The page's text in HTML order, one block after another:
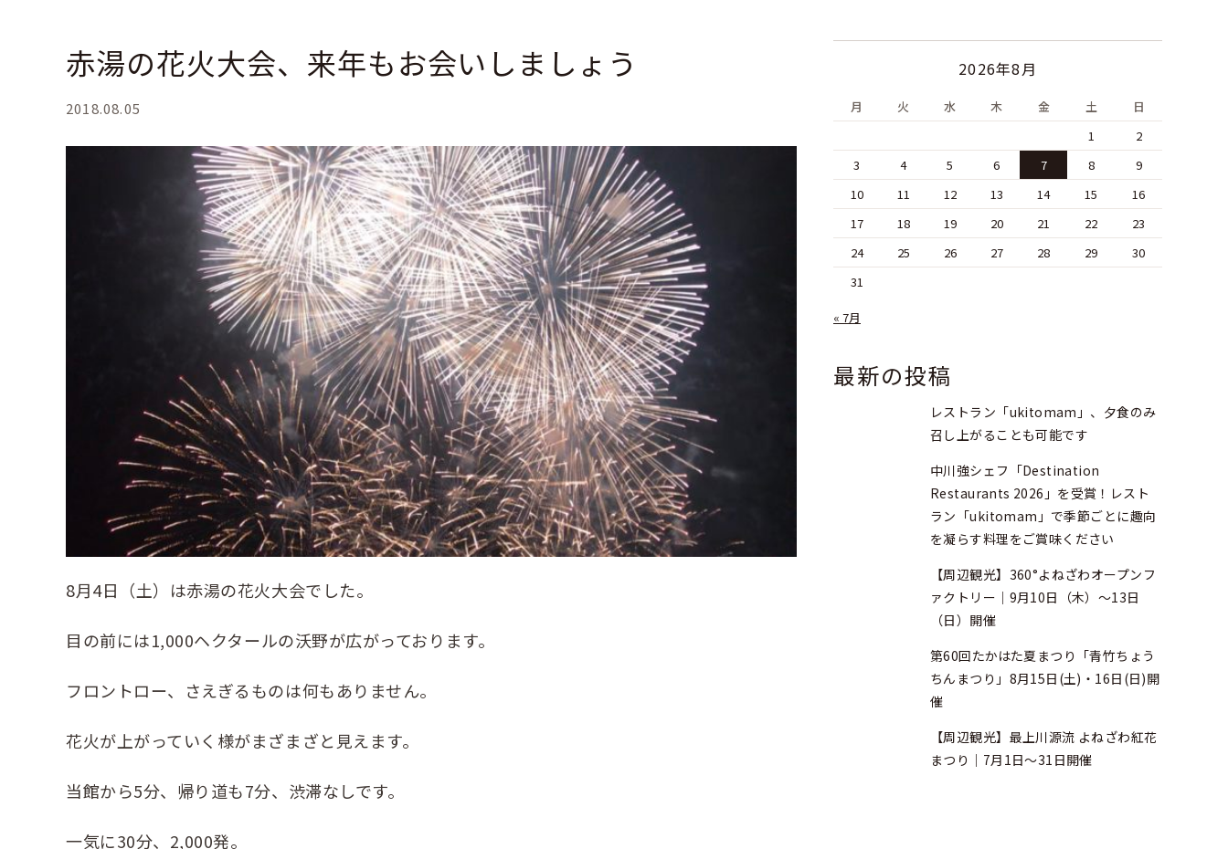
赤湯の花火大会、来年もお会いしましょう
2018.08.05
8月4日（土）は赤湯の花火大会でした。
目の前には1,000ヘクタールの沃野が広がっております。
フロントロー、さえぎるものは何もありません。
花火が上がっていく様がまざまざと見えます。
当館から5分、帰り道も7分、渋滞なしです。
一気に30分、2,000発。
2026年8月
月 火 水 木 金 土
日
1
2
3
4 5 6 7 8
9
10
11 12 13 14 15
16
17
18 19 20 21 22
23
24
25 26 27 28 29
30
31
« 7月
最新の投稿
レストラン「ukitomam」、夕食のみ
召し上がることも可能です
中川強シェフ「Destination
Restaurants 2026」を受賞！レスト
ラン「ukitomam」で季節ごとに趣向
を凝らす料理をご賞味ください
【周辺観光】360°よねざわオープンフ
ァクトリー｜9月10日（木）～13日
（日）開催
第60回たかはた夏まつり「青竹ちょう
ちんまつり」8月15日(土)・16日(日)開
催
【周辺観光】最上川源流 よねざわ紅花
まつり｜7月1日～31日開催